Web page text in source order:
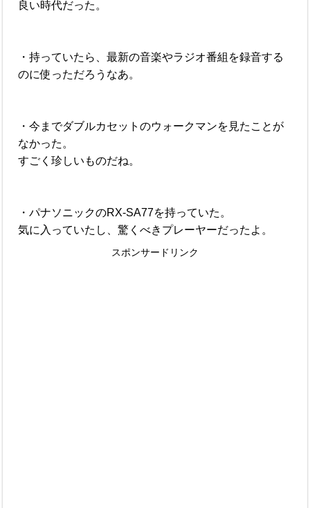
良い時代だった。
・持っていたら、最新の音楽やラジオ番組を録音する
のに使っただろうなあ。
・今までダブルカセットのウォークマンを見たことが
なかった。
すごく珍しいものだね。
・パナソニックのRX-SA77を持っていた。
気に入っていたし、驚くべきプレーヤーだったよ。
スポンサードリンク